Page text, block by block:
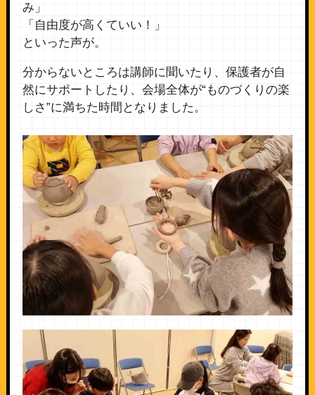
み」
「自由度が高くていい！」
といった声が。
分からないところは講師に聞いたり、保護者が自
然にサポートしたり、会場全体が“ものづくりの楽
しさ”に満ちた時間となりました。